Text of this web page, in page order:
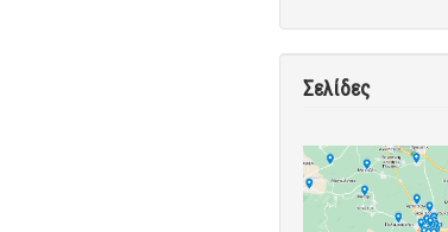
Σελίδες